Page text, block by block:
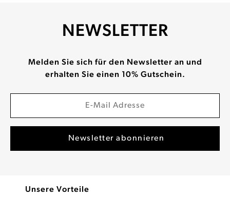
NEWSLETTER
Melden Sie sich für den Newsletter an und
erhalten Sie einen 10% Gutschein.
Unsere Vorteile